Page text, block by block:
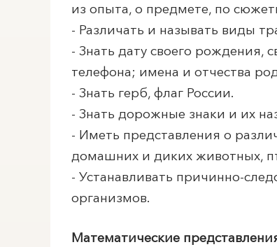
из опыта, о предмете, по
- Различать и называть виды
- Знать дату своего рождения,
телефона; имена и отчества
- Знать герб, флаг России.
- Знать дорожные знаки и их
- Иметь представления о
домашних и диких животных,
- Устанавливать причинно-
организмов.
Математические